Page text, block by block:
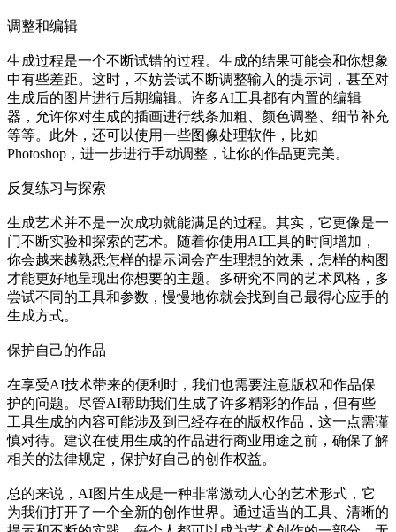
调整和编辑
生成过程是一个不断试错的过程。生成的结果可能会和你想象
中有些差距。这时，不妨尝试不断调整输入的提示词，甚至对
生成后的图片进行后期编辑。许多AI工具都有内置的编辑
器，允许你对生成的插画进行线条加粗、颜色调整、细节补充
等等。此外，还可以使用一些图像处理软件，比如
Photoshop，进一步进行手动调整，让你的作品更完美。
反复练习与探索
生成艺术并不是一次成功就能满足的过程。其实，它更像是一
门不断实验和探索的艺术。随着你使用AI工具的时间增加，
你会越来越熟悉怎样的提示词会产生理想的效果，怎样的构图
才能更好地呈现出你想要的主题。多研究不同的艺术风格，多
尝试不同的工具和参数，慢慢地你就会找到自己最得心应手的
生成方式。
保护自己的作品
在享受AI技术带来的便利时，我们也需要注意版权和作品保
护的问题。尽管AI帮助我们生成了许多精彩的作品，但有些
工具生成的内容可能涉及到已经存在的版权作品，这一点需谨
慎对待。建议在使用生成的作品进行商业用途之前，确保了解
相关的法律规定，保护好自己的创作权益。
总的来说，AI图片生成是一种非常激动人心的艺术形式，它
为我们打开了一个全新的创作世界。通过适当的工具、清晰的